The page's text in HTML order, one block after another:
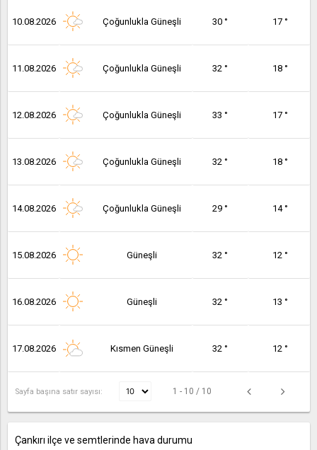
10.08.2026 Çoğunlukla Güneşli 30 ° 17 °
11.08.2026 Çoğunlukla Güneşli 32 ° 18 °
12.08.2026 Çoğunlukla Güneşli 33 ° 17 °
13.08.2026 Çoğunlukla Güneşli 32 ° 18 °
14.08.2026 Çoğunlukla Güneşli 29 ° 14 °
15.08.2026 Güneşli 32 ° 12 °
16.08.2026 Güneşli 32 ° 13 °
17.08.2026 Kısmen Güneşli 32 ° 12 °
Sayfa başına satır sayısı: 1 - 10 / 10
Çankırı ilçe ve semtlerinde hava durumu